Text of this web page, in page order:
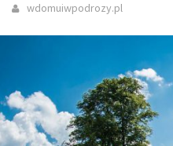
wdomuiwpodrozy.pl